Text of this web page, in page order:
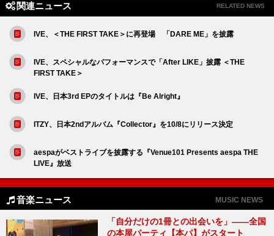
関連ニュース RELATED NEWS
IVE、＜THE FIRST TAKE＞に再登場 「DARE ME」を披露
IVE、スペシャルなパフォーマンスで「After LIKE」披露 ＜THE
FIRST TAKE＞
IVE、日本3rd EPのタイトルは『Be Alright』
ITZY、日本2ndアルバム『Collector』を10/8にリリース決定
aespaがベストライブを披露する『Venue101 Presents aespa THE
LIVE』放送
音楽ニュース MUSIC NEWS
「自分だけの1冊との出会いを」――全国
の本屋パーティ【本パ】がスタート